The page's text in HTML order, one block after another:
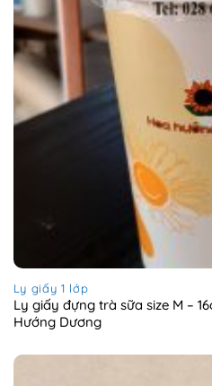
Ly giấy 1 lớp
Ly giấy đựng trà sữa size M –
Hướng Dương